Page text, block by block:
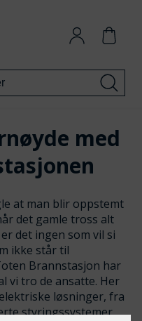
med
at man blir oppstemt
det gamle tross alt
det ingen som vil si
ikke står til
Brannstasjon har
vi tro de ansatte. Her
løsninger, fra
styringssystemer.